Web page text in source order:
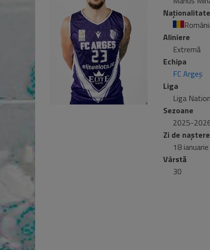
Naționalitate
Aliniere
Extremă
Echipa
FC Argeș
Liga
Liga
Sezoane
2025-
Zi de naștere
18
Vârstă
30